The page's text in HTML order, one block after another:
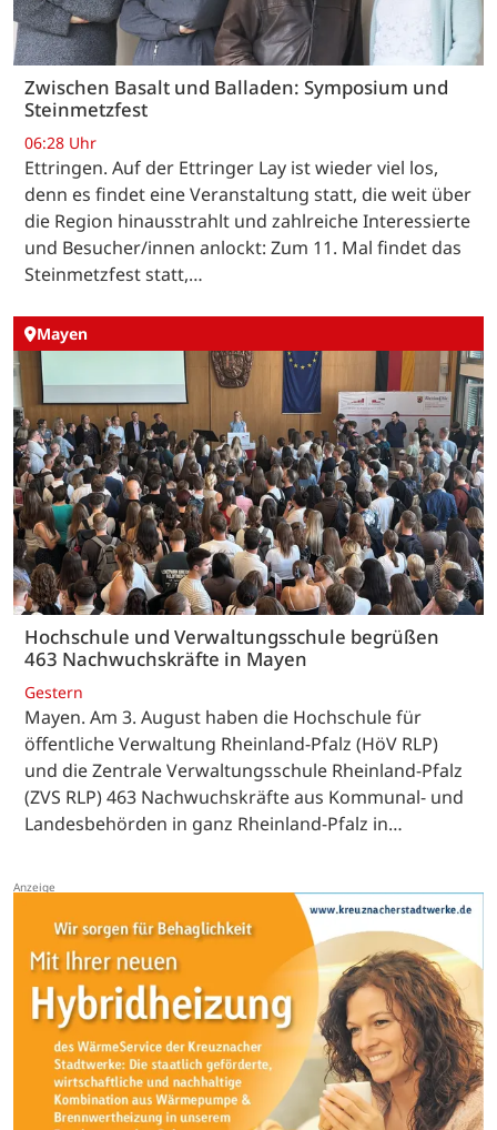
Zwischen Basalt und Balladen: Symposium und
Steinmetzfest
06:28 Uhr
Ettringen. Auf der Ettringer Lay ist wieder viel los,
denn es findet eine Veranstaltung statt, die weit über
die Region hinausstrahlt und zahlreiche Interessierte
und Besucher/innen anlockt: Zum 11. Mal findet das
Steinmetzfest statt,…
Mayen
Hochschule und Verwaltungsschule begrüßen
463 Nachwuchskräfte in Mayen
Gestern
Mayen. Am 3. August haben die Hochschule für
öffentliche Verwaltung Rheinland-Pfalz (HöV RLP)
und die Zentrale Verwaltungsschule Rheinland-Pfalz
(ZVS RLP) 463 Nachwuchskräfte aus Kommunal- und
Landesbehörden in ganz Rheinland-Pfalz in…